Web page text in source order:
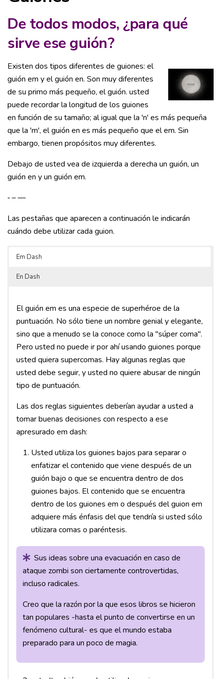
De todos modos, ¿para qué
sirve ese guión?
Existen dos tipos diferentes de guiones: el
guión em y el guión en. Son muy diferentes
de su primo más pequeño, el guión. usted
puede recordar la longitud de los guiones
en función de su tamaño; al igual que la 'n' es más pequeña
que la 'm', el guión en es más pequeño que el em. Sin
embargo, tienen propósitos muy diferentes.
Debajo de usted vea de izquierda a derecha un guión, un
guión en y un guión em.
‐ – —
Las pestañas que aparecen a continuación le indicarán
cuándo debe utilizar cada guion.
Em Dash
En Dash
El guión em es una especie de superhéroe de la
puntuación. No sólo tiene un nombre genial y elegante,
sino que a menudo se la conoce como la "súper coma".
Pero usted no puede ir por ahí usando guiones porque
usted quiera supercomas. Hay algunas reglas que
usted debe seguir, y usted no quiere abusar de ningún
tipo de puntuación.
Las dos reglas siguientes deberían ayudar a usted a
tomar buenas decisiones con respecto a ese
apresurado em dash:
Usted utiliza los guiones bajos para separar o
enfatizar el contenido que viene después de un
guión bajo o que se encuentra dentro de dos
guiones bajos. El contenido que se encuentra
dentro de los guiones em o después del guion em
adquiere más énfasis del que tendría si usted sólo
utilizara comas o paréntesis.
Sus ideas sobre una evacuación en caso de
ataque zombi son ciertamente controvertidas,
incluso radicales.
Creo que la razón por la que esos libros se hicieron
tan populares -hasta el punto de convertirse en un
fenómeno cultural- es que el mundo estaba
preparado para un poco de magia.